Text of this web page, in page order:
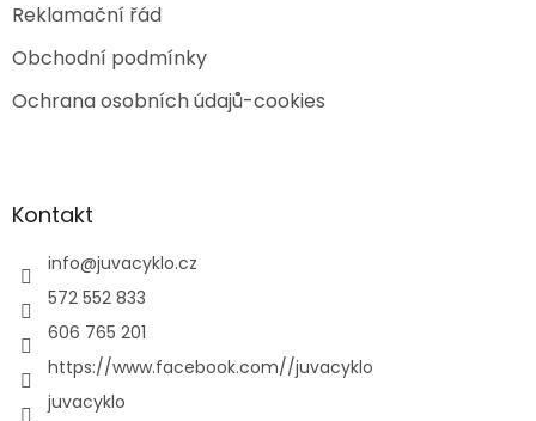
Reklamační řád
Obchodní podmínky
Ochrana osobních údajů-cookies
Kontakt
info@juvacyklo.cz
572 552 833
606 765 201
https://www.facebook.com//juvacyklo
juvacyklo